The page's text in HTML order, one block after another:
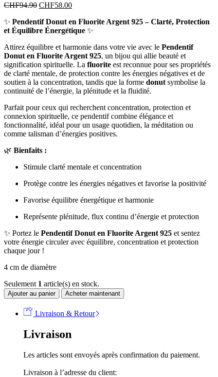
CHF94.90 CHF58.00
✨ Pendentif Donut en Fluorite Argent 925 – Clarté, Protection
et Équilibre Énergétique ✨
Attirez équilibre et harmonie dans votre vie avec le Pendentif
Donut en Fluorite Argent 925, un bijou qui allie beauté et
signification spirituelle. La fluorite est reconnue pour ses propriétés
de clarté mentale, de protection contre les énergies négatives et de
soutien à la concentration, tandis que la forme donut symbolise la
continuité de l’énergie, la plénitude et la fluidité.
Parfait pour ceux qui recherchent concentration, protection et
connexion spirituelle, ce pendentif combine élégance et
fonctionnalité, idéal pour un usage quotidien, la méditation ou
comme talisman d’énergies positives.
🌿 Bienfaits :
Stimule clarté mentale et concentration
Protège contre les énergies négatives et favorise la positivité
Favorise équilibre énergétique et harmonie
Représente plénitude, flux continu d’énergie et protection
✨ Portez le Pendentif Donut en Fluorite Argent 925 et sentez
votre énergie circuler avec équilibre, concentration et protection
chaque jour !
4 cm de diamètre
Seulement 1 article(s) en stock.
Ajouter au panier Acheter maintenant
Livraison & Retour
Livraison
Les articles sont envoyés après confirmation du paiement.
Livraison à l’adresse du client: